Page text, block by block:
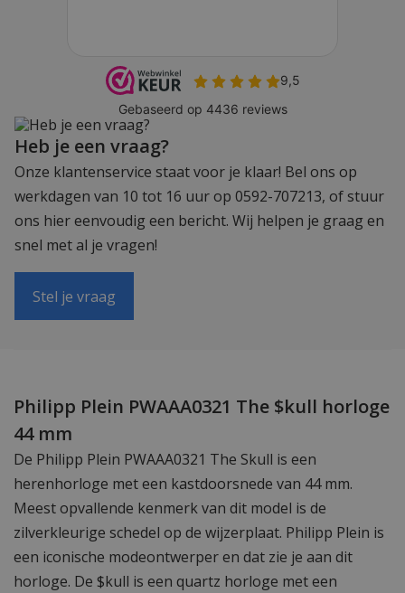
Heb je een vraag?
Onze klantenservice staat voor je klaar! Bel ons op
werkdagen van 10 tot 16 uur op 0592-707213, of stuur
ons hier eenvoudig een bericht. Wij helpen je graag en
snel met al je vragen!
Stel je vraag
Philipp Plein PWAAA0321 The $kull horloge
44 mm
De Philipp Plein PWAAA0321 The Skull is een
herenhorloge met een kastdoorsnede van 44 mm.
Meest opvallende kenmerk van dit model is de
zilverkleurige schedel op de wijzerplaat. Philipp Plein is
een iconische modeontwerper en dat zie je aan dit
horloge. De $kull is een quartz horloge met een